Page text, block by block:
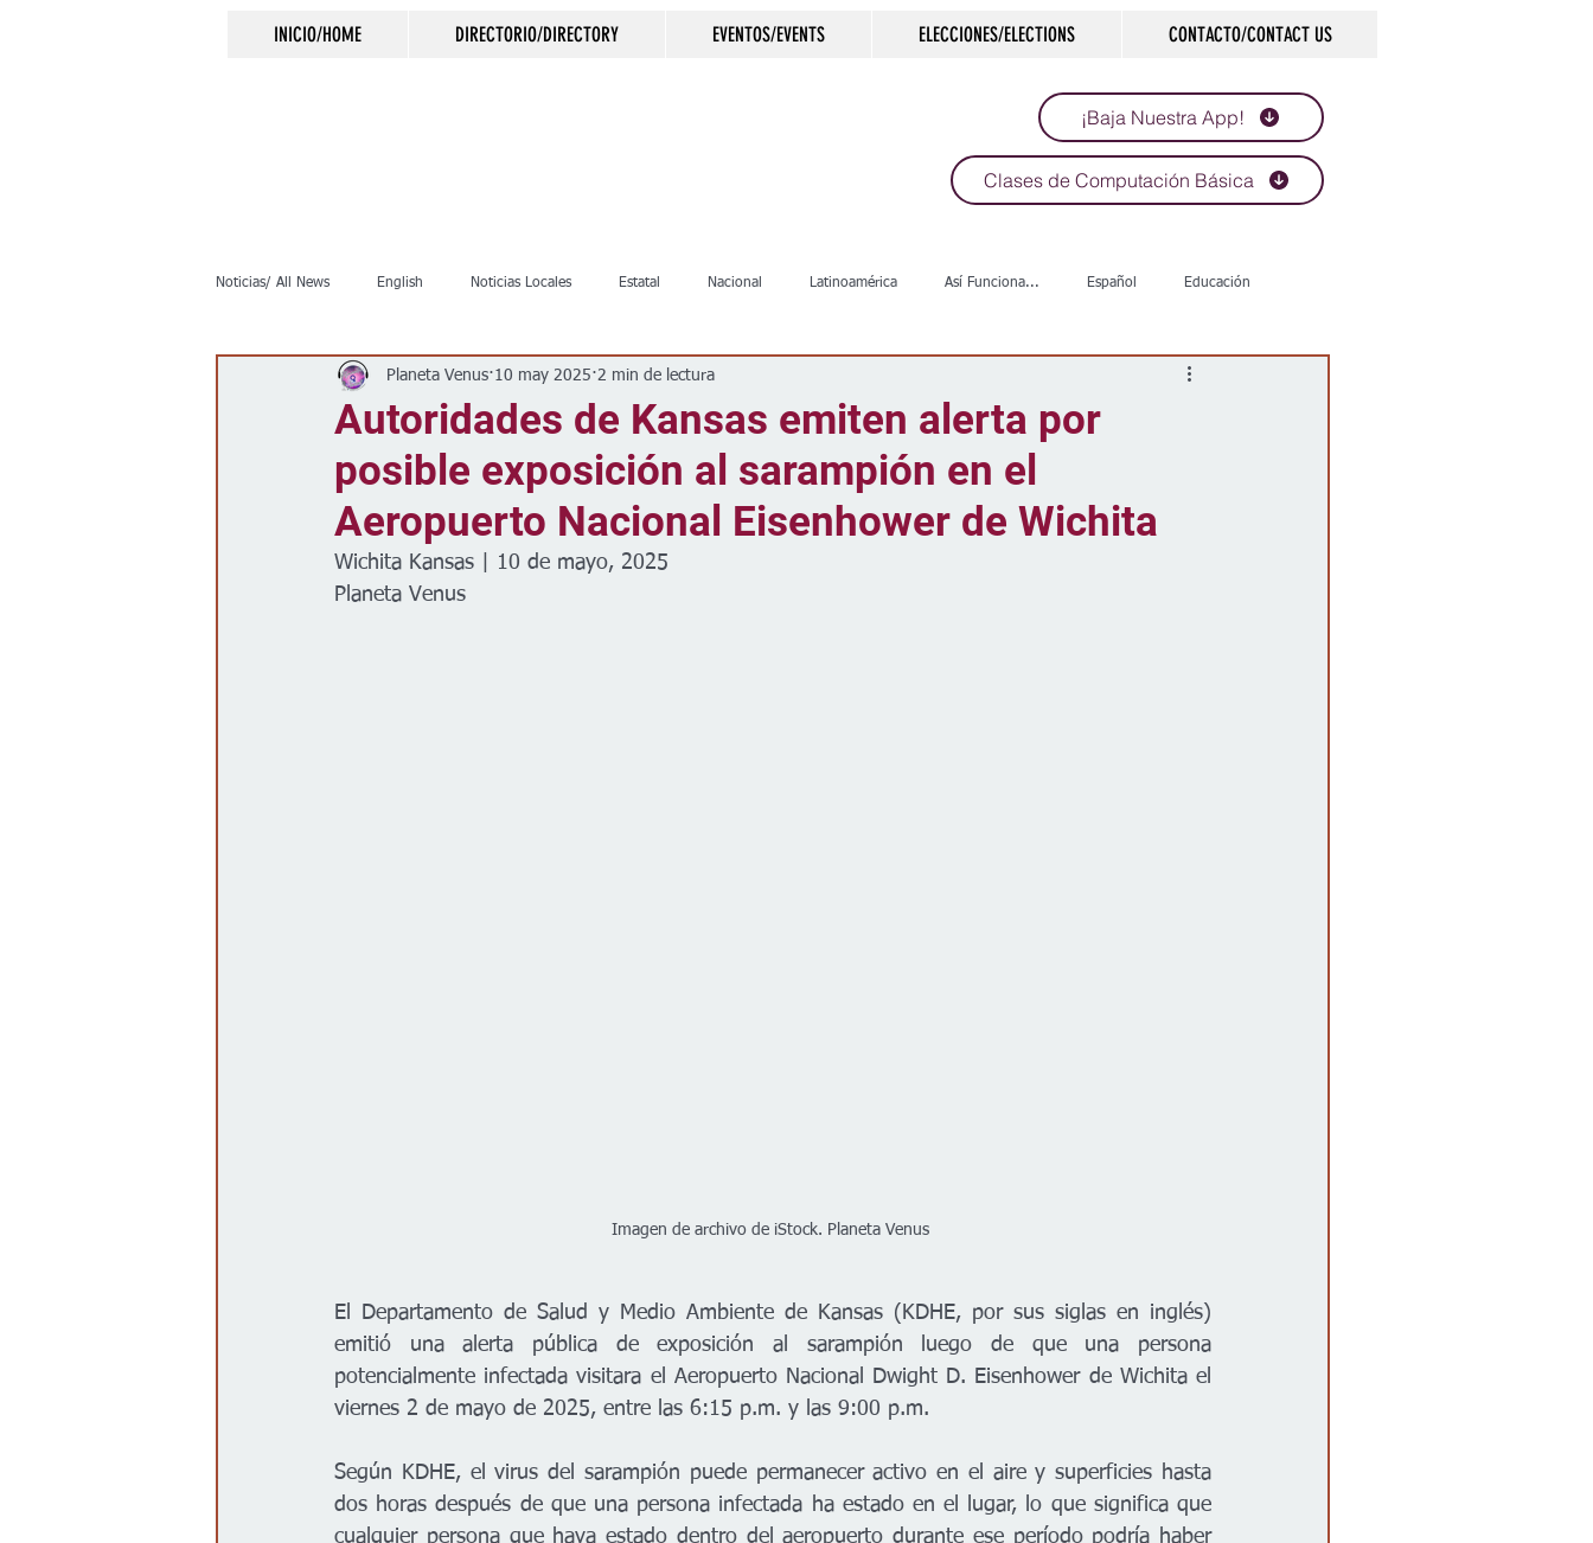
INICIO/HOME DIRECTORIO/DIRECTORY EVENTOS/EVENTS ELECCIONES/ELECTIONS CONTACTO/CONTACT US
¡Baja Nuestra App!
Clases de Computación Básica
Noticias/ All News English Noticias Locales Estatal Nacional Latinoamérica Así Funciona... Español Educación
Inmigración Crimen Negocios Salud Arte & Cultura
Clima Vivienda Escuelas Calles Desamparados Carreteras Comunidad
Espectáculos
Autoridades de Kansas emiten alerta por
posible exposición al sarampión en el
Aeropuerto Nacional Eisenhower de Wichita
Planeta Venus 10 may 2025 2 min de lectura
Wichita Kansas | 10 de mayo, 2025
Planeta Venus
Imagen de archivo de iStock. Planeta Venus
El Departamento de Salud y Medio Ambiente de Kansas (KDHE, por sus siglas en inglés)
emitió una alerta pública de exposición al sarampión luego de que una persona
potencialmente infectada visitara el Aeropuerto Nacional Dwight D. Eisenhower de Wichita el
viernes 2 de mayo de 2025, entre las 6:15 p.m. y las 9:00 p.m.
Según KDHE, el virus del sarampión puede permanecer activo en el aire y superficies hasta
dos horas después de que una persona infectada ha estado en el lugar, lo que significa que
cualquier persona que haya estado dentro del aeropuerto durante ese período podría haber